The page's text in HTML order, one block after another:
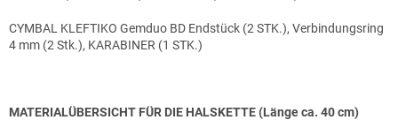
CYMBAL KLEFTIKO Gemduo BD Endstück (2 STK.), Verbindungsring
4 mm (2 Stk.), KARABINER (1 STK.)
MATERIALÜBERSICHT FÜR DIE HALSKETTE(Länge ca. 40 cm)